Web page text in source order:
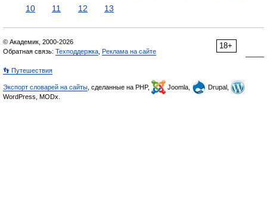
10
11 12 13
18+
© Академик, 2000-2026
Обратная связь: Техподдержка Реклама на сайте
👣 Путешествия
Экспорт словарей на сайты , сделанные на PHP, Joomla,
Drupal,
WordPress, MODx.